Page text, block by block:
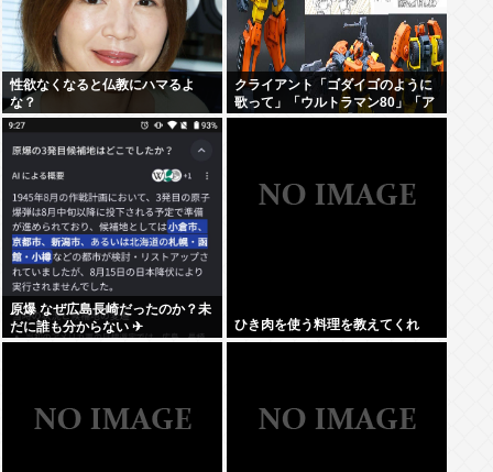
性欲なくなると仏教にハマるよ
な？
クライアント「ゴダイゴのように
歌って」「ウルトラマン80」「ア
ルフィのように」「星のピアス」
原爆 なぜ広島長崎だったのか？未
だに誰も分からない ✈
ひき肉を使う料理を教えてくれ